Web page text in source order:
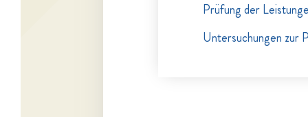
Prüfung der
Untersuchungen zur